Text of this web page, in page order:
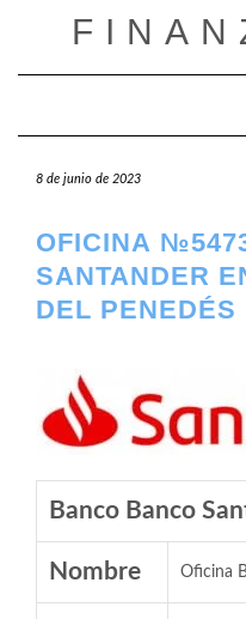
8 de junio de 2023
OFICINA
SANTANDER
DEL PENEDÉS
Banco Banco
Nombre Oficina